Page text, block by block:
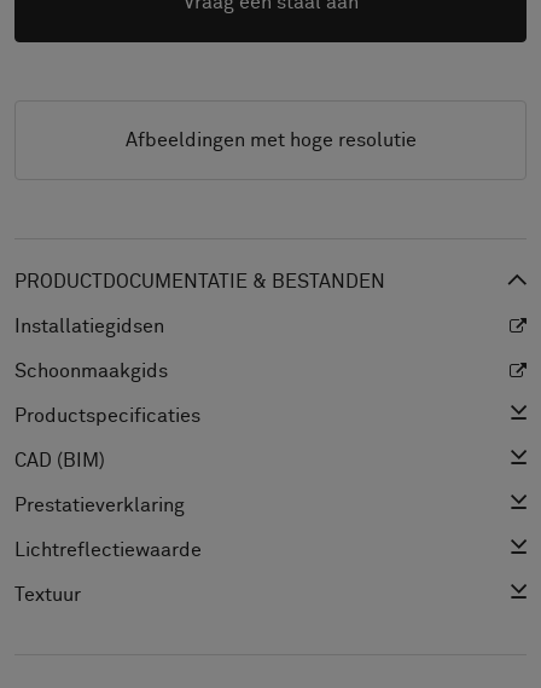
Afbeeldingen met hoge resolutie
PRODUCTDOCUMENTATIE & BESTANDEN
Installatiegidsen
Schoonmaakgids
Productspecificaties
CAD (BIM)
Prestatieverklaring
Lichtreflectiewaarde
Textuur